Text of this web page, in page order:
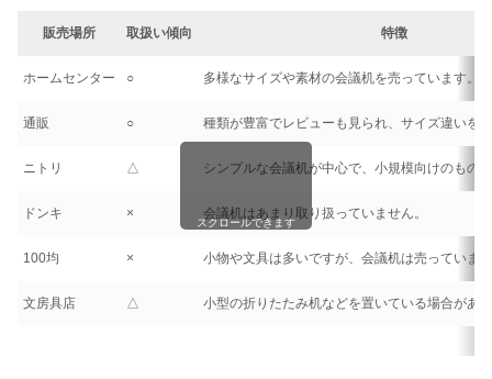
販売場所 取扱い傾向 特徴
ホームセンター ○ 多様なサイズや素材の会議机を売っています。
通販 ○ 種類が豊富でレビューも見られ、サイズ違いを
ニトリ △ シンプルな会議机が中心で、小規模向けのもの
ドンキ × 会議机はあまり取り扱っていません。
100均 × 小物や文具は多いですが、会議机は売っていま
文房具店 △ 小型の折りたたみ机などを置いている場合があ
スクロールできます